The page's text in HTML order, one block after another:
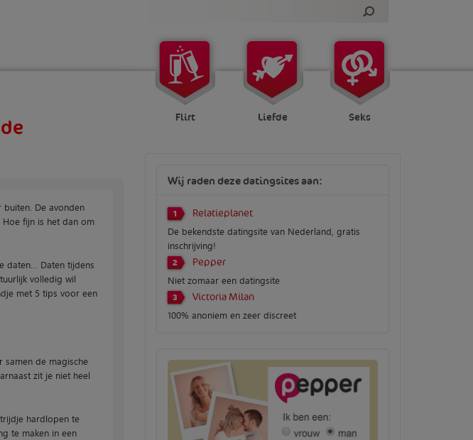
Flirt Liefde Seks
De avonden
fijn is het dan om
daten… Daten tijdens
volledig wil
met 5 tips voor een
samen de magische
zit je niet heel
hardlopen te
te maken in een
Wij raden deze datingsites aan:
1 Relatieplanet
De bekendste datingsite van Nederland, gratis
inschrijving!
2 Pepper
Niet zomaar een datingsite
3 Victoria Milan
100% anoniem en zeer discreet